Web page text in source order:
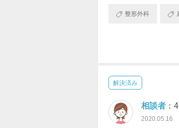
整形外科
解決済み
相談者 ：
2020.05.16